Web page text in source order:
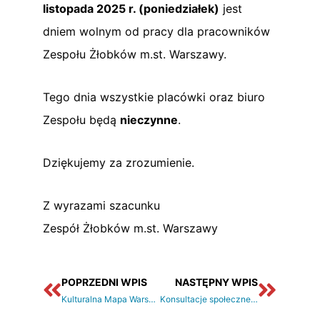
listopada 2025 r. (poniedziałek) jest
dniem wolnym od pracy dla pracowników
Zespołu Żłobków m.st. Warszawy.
Tego dnia wszystkie placówki oraz biuro
Zespołu będą nieczynne.
Dziękujemy za zrozumienie.
Z wyrazami szacunku
Zespół Żłobków m.st. Warszawy
Prev
POPRZEDNI WPIS
Kulturalna Mapa Warszawy dla Maluchów
NASTĘPNY WPIS
Konsultacje społeczne Strategii #Warszawa2040+ i Planu ogólnego m.st. Warszawy